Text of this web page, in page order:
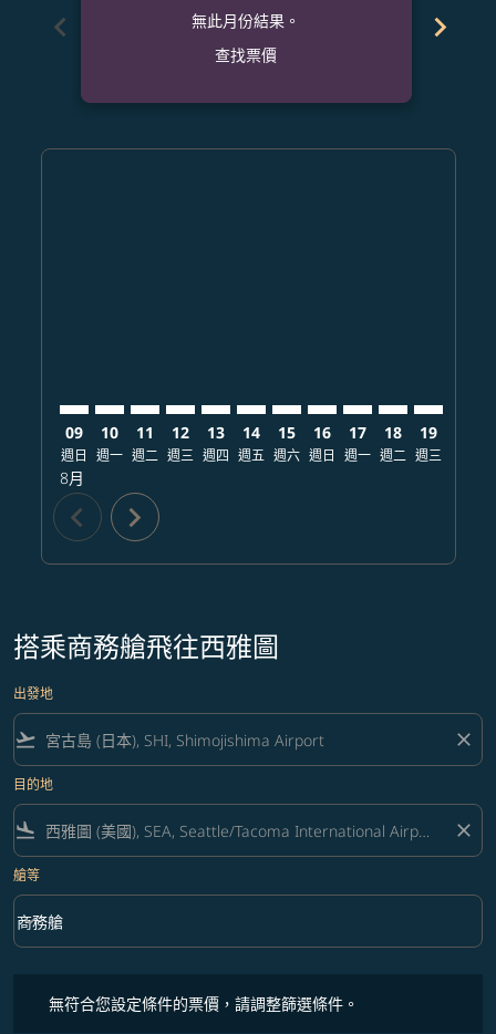
chevron_left
無此月份結果。
查找票價
chevron_right
09
週日
8月
10
週一
11
週二
12
週三
13
週四
14
週五
15
週六
16
週日
17
週一
18
週二
19
週三
chevron_left chevron_right
搭乘商務艙飛往西雅圖
出發地
flight_takeoff close
目的地
flight_land close
艙等
艙等 option 商務艙 Selected
商務艙
keyboard_arrow_down
無符合您設定條件的票價，請調整篩選條件。